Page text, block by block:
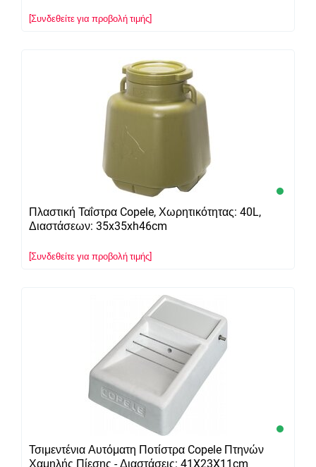
[Συνδεθείτε για προβολή τιμής]
Πλαστική Ταΐστρα Copele, Χωρητικότητας: 40L,
Διαστάσεων: 35x35xh46cm
[Συνδεθείτε για προβολή τιμής]
Τσιμεντένια Αυτόματη Ποτίστρα Copele Πτηνών
Χαμηλής Πίεσης - Διαστάσεις: 41X23X11cm